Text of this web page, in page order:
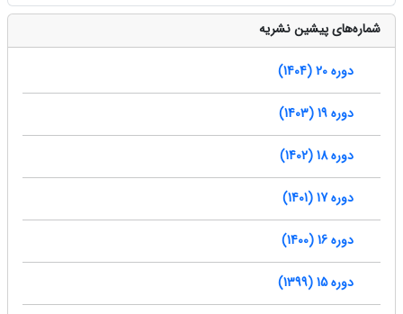
شماره‌های پیشین نشریه
دوره 20 (1404)
دوره 19 (1403)
دوره 18 (1402)
دوره 17 (1401)
دوره 16 (1400)
دوره 15 (1399)